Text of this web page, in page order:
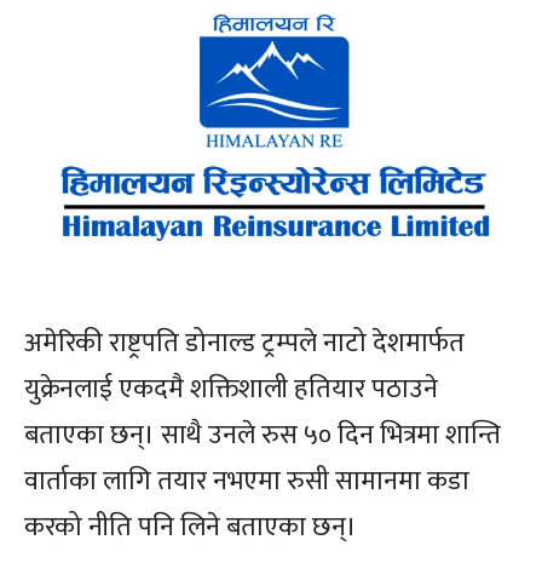
अमेरिकी राष्ट्रपति डोनाल्ड ट्रम्पले नाटो देशमार्फत
युक्रेनलाई एकदमै शक्तिशाली हतियार पठाउने
बताएका छन्। साथै उनले रुस ५० दिन भित्रमा शान्ति
वार्ताका लागि तयार नभएमा रुसी सामानमा कडा
करको नीति पनि लिने बताएका छन्।